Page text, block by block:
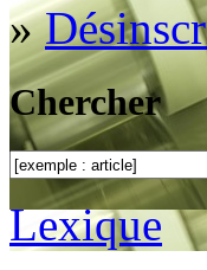
»
Chercher
Lexique